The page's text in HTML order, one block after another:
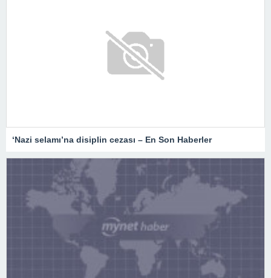
‘Nazi selamı’na disiplin cezası – En Son Haberler